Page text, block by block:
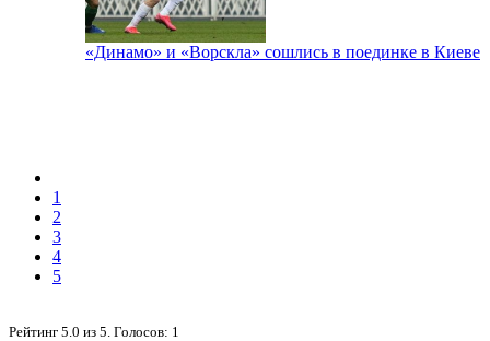
«Динамо» и «Ворскла» сошлись в поединке в Киеве
1
2
3
4
5
Рейтинг 5.0 из 5 . Голосов: 1